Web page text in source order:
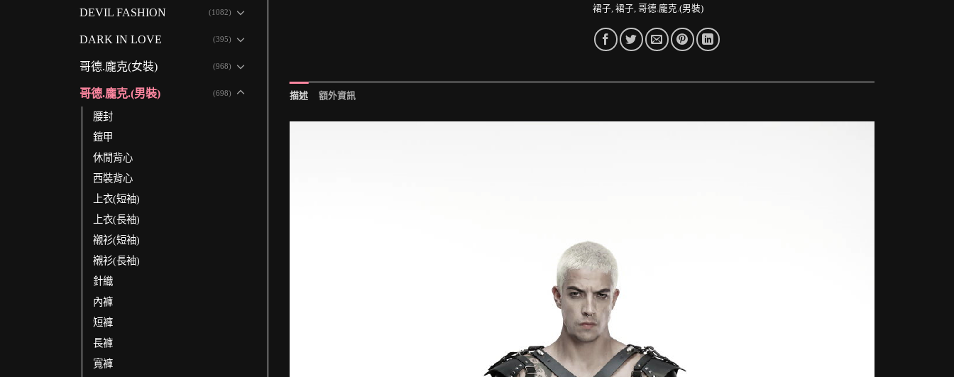
DEVIL FASHION (1082)
DARK IN LOVE (395)
哥德.龐克(女裝) (968)
哥德.龐克.(男裝) (698)
腰封
鎧甲
休閒背心
西裝背心
上衣(短袖)
上衣(長袖)
襯衫(短袖)
襯衫(長袖)
針織
內褲
短褲
長褲
寬褲
裙子 裙子 哥德.龐克.(男裝)
描述 額外資訊